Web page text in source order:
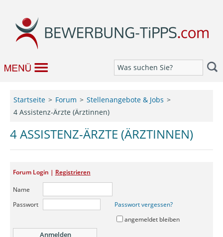
Job & Karriere
Bewerbungseditor
Startseite Forum
Stellenangebote & Jobs
4 Assistenz-Ärzte (Ärztinnen)
4 ASSISTENZ-ÄRZTE (ÄRZTINNEN)
Forum Login | Registrieren
Name
Passwort
Passwort vergessen?
angemeldet bleiben